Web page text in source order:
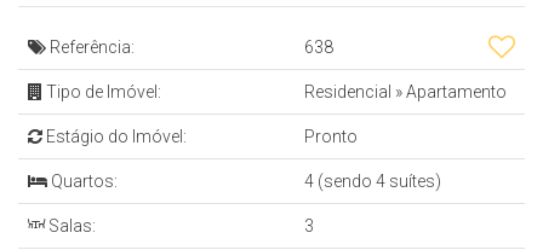
Referência: 638
Tipo de Imóvel: Residencial »Apartamento
Estágio do Imóvel: Pronto
Quartos: 4 (sendo 4 suítes)
Salas: 3